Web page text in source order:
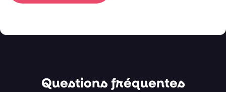
Questions fréquentes